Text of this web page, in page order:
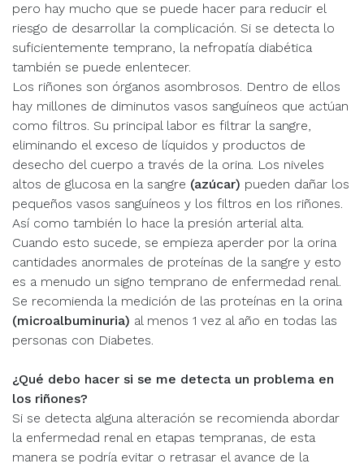
pero hay mucho que se puede hacer para reducir el
riesgo de desarrollar la complicación. Si se detecta lo
suficientemente temprano, la nefropatía diabética
también se puede enlentecer.
Los riñones son órganos asombrosos. Dentro de ellos
hay millones de diminutos vasos sanguíneos que actúan
como filtros. Su principal labor es filtrar la sangre,
eliminando el exceso de líquidos y productos de
desecho del cuerpo a través de la orina. Los niveles
altos de glucosa en la sangre (azúcar) pueden dañar los
pequeños vasos sanguíneos y los filtros en los riñones.
Así como también lo hace la presión arterial alta.
Cuando esto sucede, se empieza aperder por la orina
cantidades anormales de proteínas de la sangre y esto
es a menudo un signo temprano de enfermedad renal.
Se recomienda la medición de las proteínas en la orina
(microalbuminuria) al menos 1 vez al año en todas las
personas con Diabetes.
¿Qué debo hacer si se me detecta un problema en
los riñones?
Si se detecta alguna alteración se recomienda abordar
la enfermedad renal en etapas tempranas, de esta
manera se podría evitar o retrasar el avance de la